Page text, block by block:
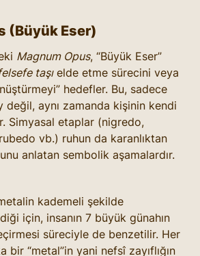
(Büyük Eser)
Magnum Opus, “Büyük Eser”
taşı elde etme sürecini veya
hedefler. Bu, sadece
değil, aynı zamanda kişinin kendi
Simyasal etaplar (nigredo,
vb.) ruhun da karanlıktan
anlatan sembolik aşamalardır.
kademeli şekilde
için, insanın 7 büyük günahın
süreciyle de benzetilir. Her
bir “metal”in yani nefsî zayıflığın